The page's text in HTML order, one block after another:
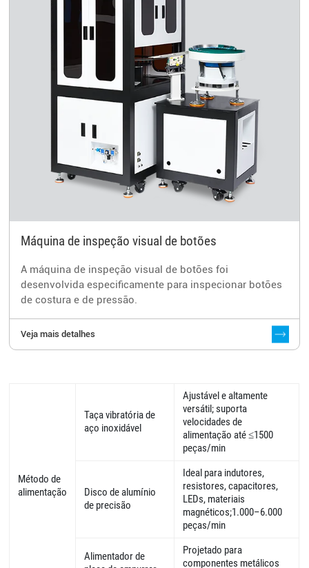
Máquina de inspeção visual de botões
A máquina de inspeção visual de botões foi
desenvolvida especificamente para inspecionar botões
de costura e de pressão.
Veja mais detalhes
Método de
alimentação
Taça vibratória de
aço inoxidável
Ajustável e altamente
versátil; suporta
velocidades de
alimentação até ≤1500
peças/min
Disco de alumínio
de precisão
Ideal para indutores,
resistores, capacitores,
LEDs, materiais
magnéticos;1.000–6.000
peças/min
Alimentador de
Projetado para
componentes metálicos